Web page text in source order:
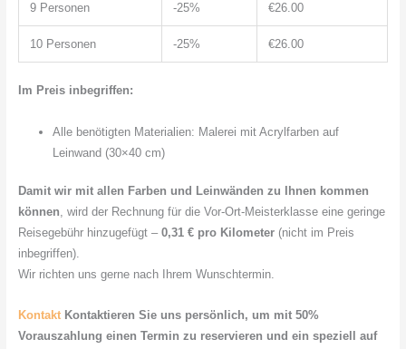
9 Personen -25% €26.00
10 Personen -25% €26.00
Im Preis inbegriffen:
Alle benötigten Materialien: Malerei mit Acrylfarben auf
Leinwand (30×40 cm)
Damit wir mit allen Farben und Leinwänden zu Ihnen kommen
können , wird der Rechnung für die Vor-Ort-Meisterklasse eine geringe
Reisegebühr hinzugefügt – 0,31 € pro Kilometer (nicht im Preis
inbegriffen).
Wir richten uns gerne nach Ihrem Wunschtermin.
KontaktKontaktieren Sie uns persönlich, um mit 50%
Vorauszahlung einen Termin zu reservieren und ein speziell auf